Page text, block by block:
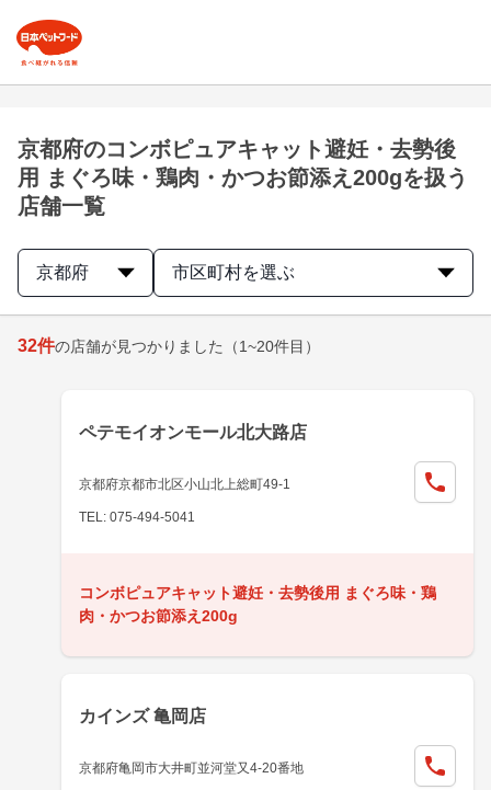
京都府のコンボピュアキャット避妊・去勢後
用 まぐろ味・鶏肉・かつお節添え200gを扱う
店舗一覧
京都府 市区町村を選ぶ
32件の店舗が見つかりました （1~20件目）
ペテモイオンモール北大路店
京都府京都市北区小山北上総町49-1
TEL: 075-494-5041
コンボピュアキャット避妊・去勢後用 まぐろ味・鶏
肉・かつお節添え200g
カインズ 亀岡店
京都府亀岡市大井町並河堂又4-20番地